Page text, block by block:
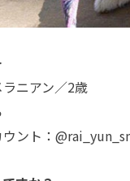
ニアン／2歳
ント：